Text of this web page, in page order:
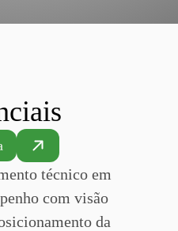
técnico em
com visão
da